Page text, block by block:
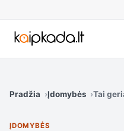
Pradžia Įdomybės Tai
ĮDOMYBĖS